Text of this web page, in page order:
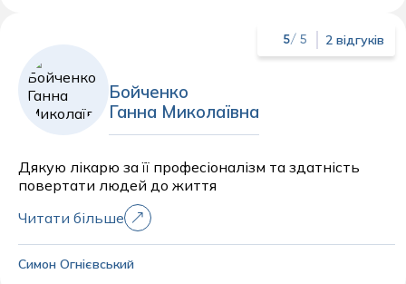
5/ 5 2 відгуків
Бойченко
Ганна Миколаївна
Дякую лікарю за її професіоналізм та здатність
повертати людей до життя
Читати більше
Симон Огнієвський